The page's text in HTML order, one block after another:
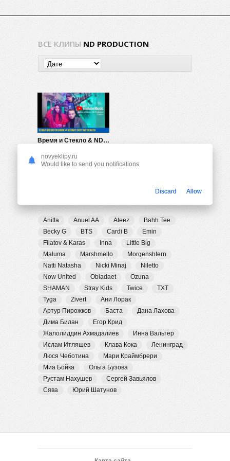
ВСЕ КЛИПЫ ND PRODUCTION
Время и Стекло & ND Production — Песня про лицо
Anitta Anuel AA Ateez
Bahh Tee
Becky G
BTS Cardi B
Emin
Filatov & Karas
Inna
Little Big
Maluma
Marshmello
Morgenshtern
Natti Natasha
Nicki Minaj
Niletto
Now United
Obladaet
Ozuna
SHAMAN
Stray Kids Twice
TXT
Tyga
Zivert
Ани Лорак
Артур Пирожков
Баста
Дана Лахова
Дима Билан
Егор Крид
Жалолиддин Ахмадалиев
Инна Вальтер
Ислам Итляшев
Клава Кока
Ленинград
Люся Чеботина
Мари Краймбрери
Миа Бойка
Ольга Бузова
Рустам Нахушев
Сергей Завьялов
Сява
Юрий Шатунов
novyeklipy.ru
Would like to send you notifications
Discard Allow